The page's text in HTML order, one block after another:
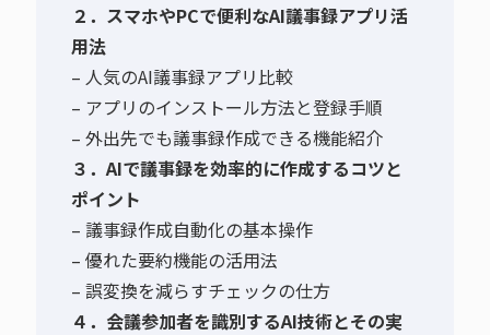
２．スマホやPCで便利なAI議事録アプリ活
用法
– 人気のAI議事録アプリ比較
– アプリのインストール方法と登録手順
– 外出先でも議事録作成できる機能紹介
３．AIで議事録を効率的に作成するコツと
ポイント
– 議事録作成自動化の基本操作
– 優れた要約機能の活用法
– 誤変換を減らすチェックの仕方
４．会議参加者を識別するAI技術とその実